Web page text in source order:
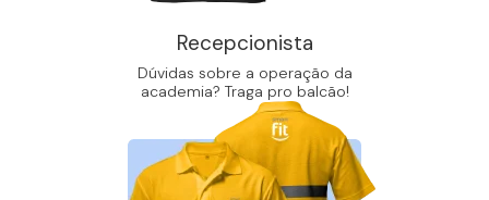
Recepcionista
Dúvidas sobre a operação da
academia? Traga pro balcão!